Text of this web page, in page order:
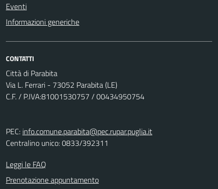
Eventi
Informazioni generiche
CONTATTI
Città di Parabita
Via L. Ferrari - 73052 Parabita (LE)
C.F. / P.IVA:81001530757 / 00434950754
PEC: info.comune.parabita@pec.rupar.puglia.it
Centralino unico: 0833/392311
Leggi le FAQ
Prenotazione appuntamento